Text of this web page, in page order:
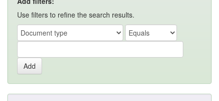
Use filters to refine the search results.